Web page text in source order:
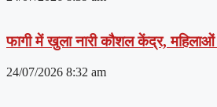
फागी में खुला नारी कौशल केंद्र,
24/07/2026 8:32 am